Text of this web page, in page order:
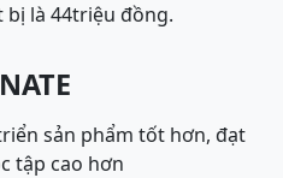
bị là 44triệu đồng.
sản phẩm tốt hơn, đạt
tập cao hơn